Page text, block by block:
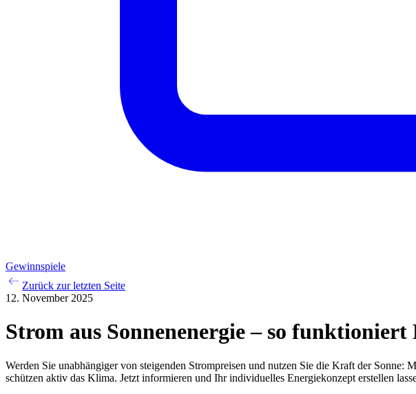
Gewinnspiele
Zurück zur letzten Seite
12. November 2025
Strom aus Sonnenenergie – so
Werden Sie unabhängiger von steigenden Strompreisen und nutzen Sie die Kraft der
schützen aktiv das Klima. Jetzt informieren und Ihr individuelles Energiekonzept erstellen